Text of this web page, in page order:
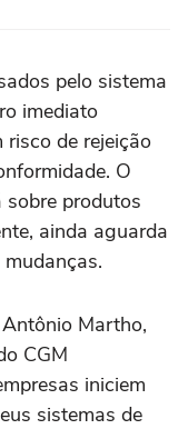
pelo sistema
imediato
de rejeição
O
sobre produtos
ainda aguarda
Martho,
CGM
iniciem
sistemas de